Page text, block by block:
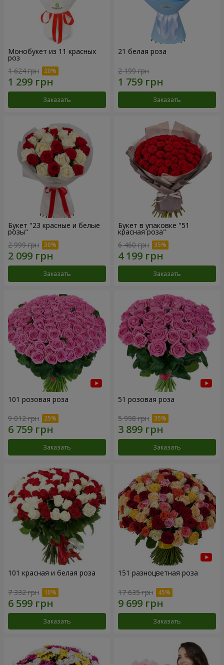
Монобукет из 11 красных
роз
1 624 грн
Заказать
21 белая роза
2 199 грн
Заказать
Букет "23 красные и белые
розы"
2 999 грн
Заказать
Букет в упаковке "51
красная роза"
6 460 грн
Заказать
101 розовая роза
9 012 грн
Заказать
51 розовая роза
5 998 грн
Заказать
101 красная и белая роза
7 332 грн
Заказать
151 разноцветная роза
17 635 грн
Заказать